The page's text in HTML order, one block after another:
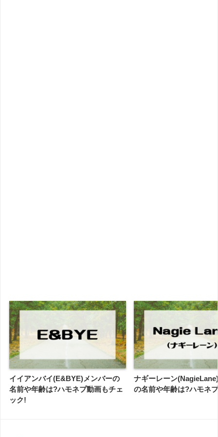
イイアンバイ(E&BYE)メンバーの
名前や年齢は?ハモネプ動画もチェ
ック!
ナギーレーン
の名前や年齢は?ハモネ